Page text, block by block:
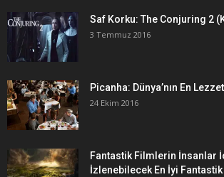
Saf Korku: The Conjuring 2
3 Temmuz 2016
Picanha: Dünya’nın En
24 Ekim 2016
Fantastik Filmlerin İnsanlar
İzlenebilecek En İyi